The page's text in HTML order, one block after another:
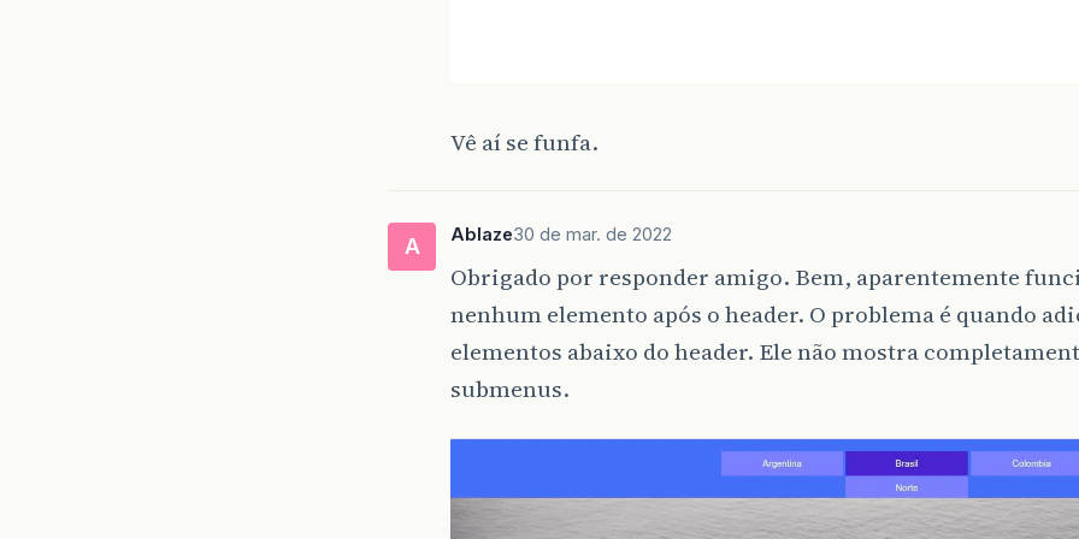
background-color
color: white;
Vê aí se funfa.
A Ablaze30 de mar. de 2022
Obrigado por responder amigo. Bem, aparentemente
nenhum elemento após o header. O problema é quando
elementos abaixo do header. Ele não mostra
submenus.